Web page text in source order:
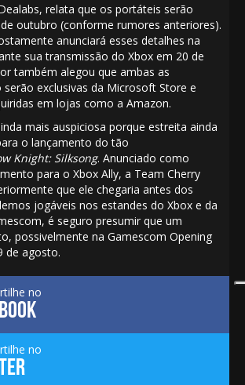
relata que os portáteis serão
outubro (conforme rumores anteriores).
anunciará esses detalhes na
suatransmissão do Xbox em 20 de
também alegou que ambas as
exclusivas da Microsoft Store e
em lojas como a Amazon.
mais auspiciosa porque estreita ainda
o lançamento do tão
Knight: Silksong. Anunciado como
para o Xbox Ally, a Team Cherry
que ele chegaria antes dos
jogáveis nos estandes do Xbox e da
é seguro presumir que um
possivelmente na Gamescom Opening
de agosto.
no
no